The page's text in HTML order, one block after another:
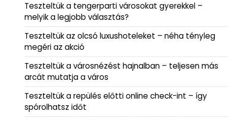
Teszteltük a tengerparti városokat gyerekkel –
melyik a legjobb választás?
Teszteltük az olcsó luxushoteleket – néha tényleg
megéri az akció
Teszteltük a városnézést hajnalban – teljesen más
arcát mutatja a város
Teszteltük a repülés előtti online check-int – így
spórolhatsz időt